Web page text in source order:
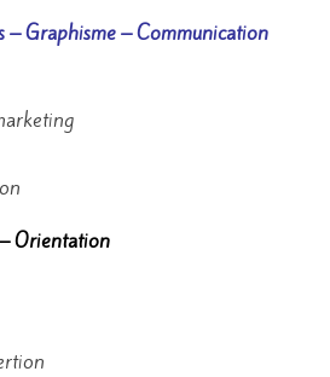
Graphisme – Communication
Orientation